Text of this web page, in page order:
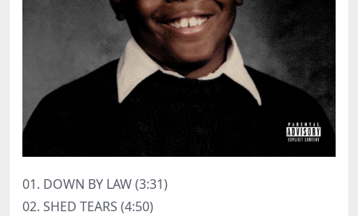
01. DOWN BY LAW (3:31)
02. SHED TEARS (4:50)